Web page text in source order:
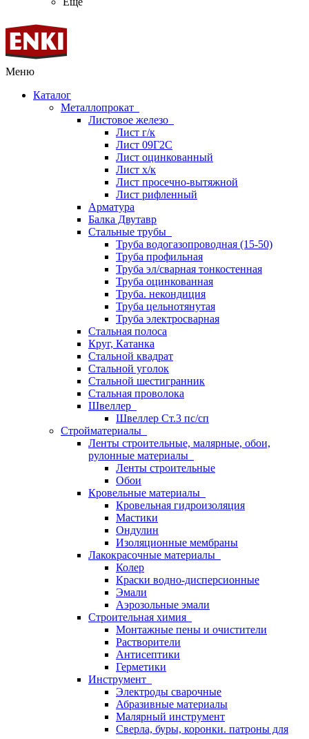
Меню
Каталог
Металлопрокат
Листовое железо
Лист г/к
Лист 09Г2С
Лист оцинкованный
Лист х/к
Лист просечно-вытяжной
Лист рифленный
Арматура
Балка Двутавр
Стальные трубы
Труба водогазопроводная (15-50)
Труба профильная
Труба эл/сварная тонкостенная
Труба оцинкованная
Труба. некондиция
Труба цельнотянутая
Труба электросварная
Стальная полоса
Круг, Катанка
Стальной квадрат
Стальной уголок
Стальной шестигранник
Стальная проволока
Швеллер
Швеллер Ст.3 пс/сп
Стройматериалы
Ленты строительные, малярные, обои,
рулонные материалы
Ленты строительные
Обои
Кровельные материалы
Кровельная гидроизоляция
Мастики
Ондулин
Изоляционные мембраны
Лакокрасочные материалы
Колер
Краски водно-дисперсионные
Эмали
Аэрозольные эмали
Строительная химия
Монтажные пены и очистители
Растворители
Антисептики
Герметики
Инструмент
Электроды сварочные
Абразивные материалы
Малярный инструмент
Сверла, буры, коронки. патроны для